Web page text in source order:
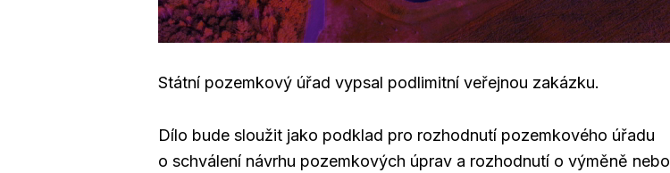
Státní pozemkový úřad vypsal podlimitní veřejnou zakázku.
Dílo bude sloužit jako podklad pro rozhodnutí pozemkového úřadu
o schválení návrhu pozemkových úprav a rozhodnutí o výměně nebo